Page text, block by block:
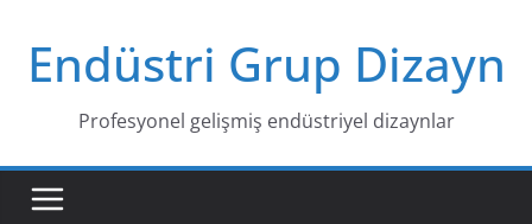
contentEndüstri Grup Dizayn
Profesyonel gelişmiş endüstriyel dizaynlar